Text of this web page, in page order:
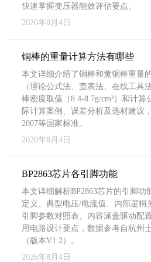
快速掌握变压器能效评估要点。
2026年8月4日
铜棒的重量计算方法有哪些
本文详细介绍了铜棒和黄铜棒重量
（理论公式法、查表法、在线工具
棒密度取值（8.4-8.7g/cm³）和计
际计算案例、误差分析及选材建议
2007等国家标准。
2026年8月4日
BP2863芯片各引脚功能
本文详细解析BP2863芯片的引脚功
定义、典型电压/电流值、内部逻辑
引脚参数对照表。内容涵盖驱动配
用电路设计要点，数据参考自杭州
（版本V1.2）。
2026年8月4日